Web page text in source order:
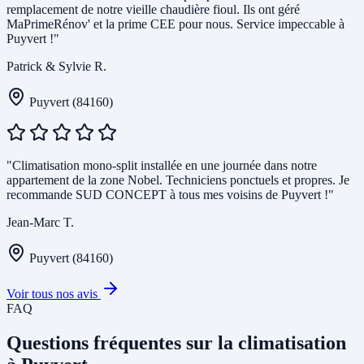
remplacement de notre vieille chaudière fioul. Ils ont géré
MaPrimeRénov' et la prime CEE pour nous. Service impeccable à
Puyvert !"
Patrick & Sylvie R.
Puyvert (84160)
"Climatisation mono-split installée en une journée dans notre
appartement de la zone Nobel. Techniciens ponctuels et propres. Je
recommande SUD CONCEPT à tous mes voisins de Puyvert !"
Jean-Marc T.
Puyvert (84160)
Voir tous nos avis
FAQ
Questions fréquentes sur la climatisation